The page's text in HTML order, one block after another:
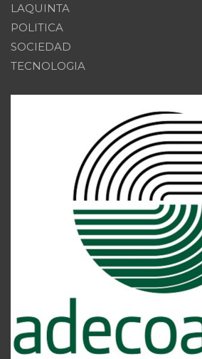
LAQUINTA
POLITICA
SOCIEDAD
TECNOLOGIA